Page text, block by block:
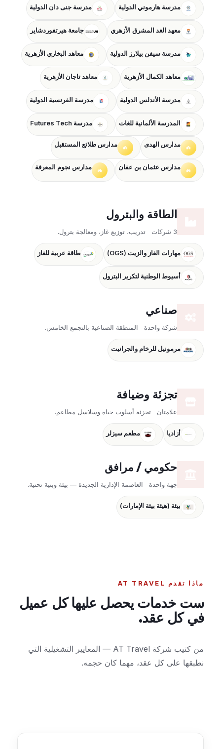
مدرسة هارموني الدولية مدرسة جنى دان الدولية
معهد الغد المشرق الأزهري جامعة هيرتفوردشاير
مدرسة سيفن بيلارز الدولية معاهد البخاري الأزهرية
معاهد الكمال الأزهرية معاهد تاجان الأزهرية
مدرسة الأندلس الدولية مدرسة الفرنسية الدولية
المدرسة الألمانية للغات مدرسة Futures Tech
مدارس الهدى مدارس طلائع المستقبل
مدارس عثمان بن عفان مدارس نجوم المعرفة
الطاقة والبترول
3 شركات تدريب، توزيع غاز، ومعالجة بترول.
مهارات الغاز والزيت (OGS) طاقة عربية للغاز
أسيوط الوطنية لتكرير البترول
صناعي
شركة واحدة المنطقة الصناعية بالتجمع الخامس.
مرمونيل للرخام والجرانيت
تجزئة وضيافة
علامتان تجزئة أسلوب حياة وسلاسل مطاعم.
أزاديا مطعم سيزلر
حكومي / مرافق
جهة واحدة العاصمة الإدارية الجديدة — بيئة وبنية تحتية.
بيئة (هيئة بيئة الإمارات)
ماذا تقدم AT TRAVEL
ست خدمات يحصل عليها كل عميل
في كل عقد.
من كتيب شركة AT Travel — المعايير التشغيلية التي
نطبقها على كل عقد، مهما كان حجمه.